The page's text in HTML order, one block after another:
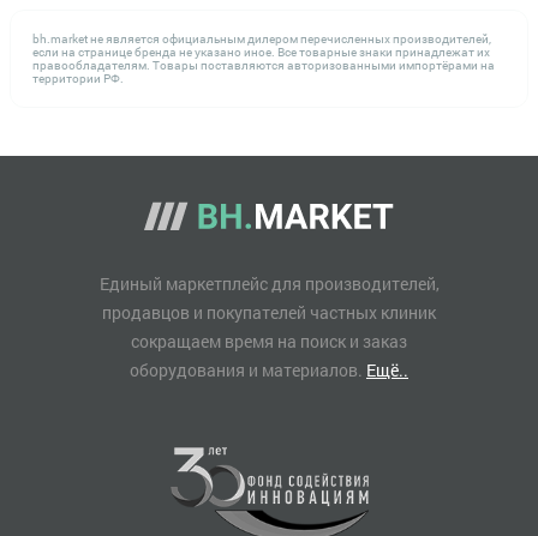
bh.market не является официальным дилером перечисленных производителей,
если на странице бренда не указано иное. Все товарные знаки принадлежат их
правообладателям. Товары поставляются авторизованными импортёрами на
территории РФ.
Единый маркетплейс для производителей,
продавцов и покупателей частных клиник
сокращаем время на поиск и заказ
оборудования и материалов. Ещё..